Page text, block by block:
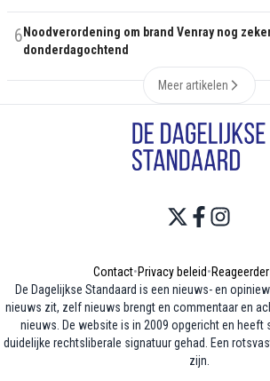
6 Noodverordening om brand Venray nog
donderdagochtend
Meer artikelen
Contact•Privacy beleid•
De Dagelijkse Standaard is een nieuws- en
nieuws zit, zelf nieuws brengt en commentaar en
nieuws. De website is in 2009 opgericht en heeft
duidelijke rechtsliberale signatuur gehad. Een
zijn.